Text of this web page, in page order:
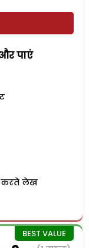
पाएं
करते लेख